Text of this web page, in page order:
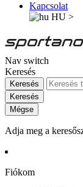
Kapcsolat
HU >
Nav switch
Keresés
Keresés
Keresés
Mégse
Adja meg a
Fiókom